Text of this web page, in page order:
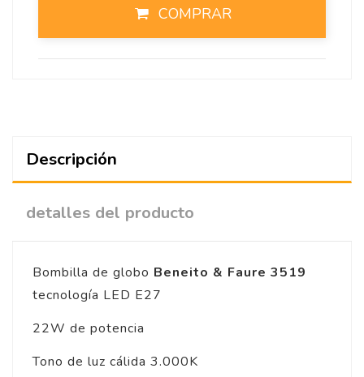
COMPRAR
Descripción
detalles del producto
Bombilla de globo Beneito & Faure 3519
tecnología LED E27
22W de potencia
Tono de luz cálida 3.000K